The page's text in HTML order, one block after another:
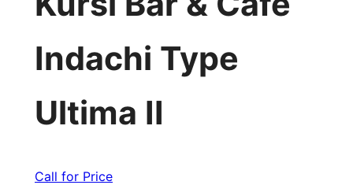
Indachi Type
Ultima II
Call for Price